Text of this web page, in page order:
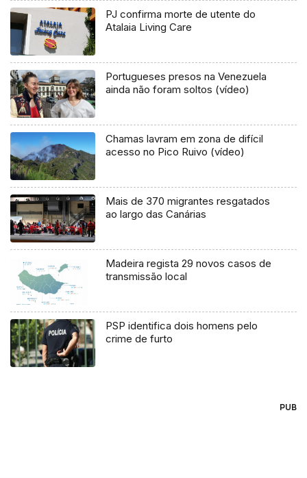
PJ confirma morte de utente do
Atalaia Living Care
Portugueses presos na Venezuela
ainda não foram soltos (vídeo)
Chamas lavram em zona de difícil
acesso no Pico Ruivo (vídeo)
Mais de 370 migrantes resgatados
ao largo das Canárias
Madeira regista 29 novos casos de
transmissão local
PSP identifica dois homens pelo
crime de furto
PUB